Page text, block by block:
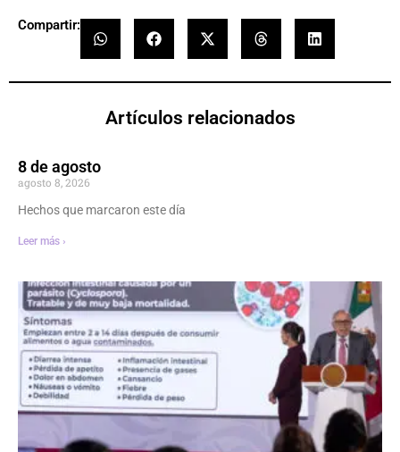
Compartir:
Artículos relacionados
8 de agosto
agosto 8, 2026
Hechos que marcaron este día
Leer más ›